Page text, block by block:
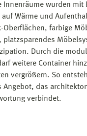
Innenräume wurden mit
auf Wärme und
farbige
platzsparendes
Durch die
weitere Container
vergrößern. So
Angebot, das
verbindet.